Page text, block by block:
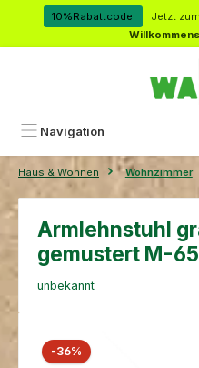
Zum Hauptinhalt springen
10%Rabattcode! Jetzt
Navigation
Haus & Wohnen Wohnzimmer
Armlehnstuhl
gemustert M-
unbekannt
Bildergalerie überspringen
-36% Rabatt